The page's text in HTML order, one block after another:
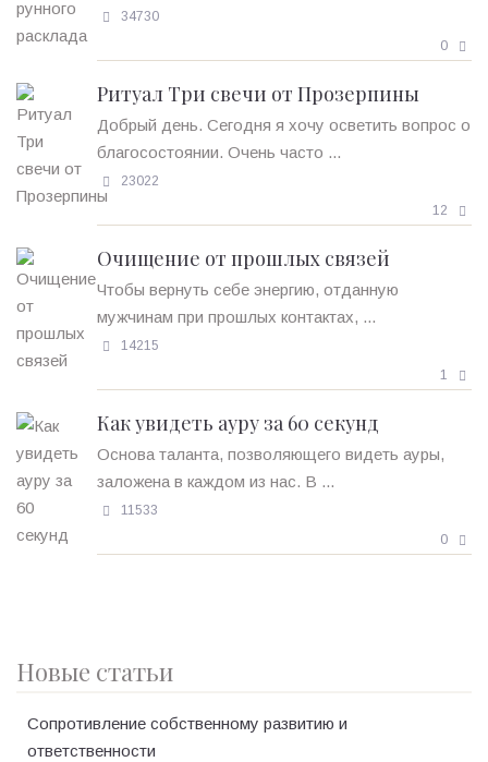
34730
0
Ритуал Три свечи от Прозерпины
Добрый день. Сегодня я хочу осветить вопрос о
благосостоянии. Очень часто ...
23022
12
Очищение от прошлых связей
Чтобы вернуть себе энергию, отданную
мужчинам при прошлых контактах, ...
14215
1
Как увидеть ауру за 60 секунд
Основа таланта, позволяющего видеть ауры,
заложена в каждом из нас. В ...
11533
0
Новые статьи
Сопротивление собственному развитию и
ответственности